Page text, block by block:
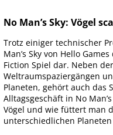
No Man’s Sky: Vögel
Trotz einiger technischer
Man’s Sky von Hello
Fiction Spiel dar. Neben
Weltraumspaziergängen
Planeten, gehört auch das
Alltagsgeschäft in No
Vögel und wie füttert man
unterschiedlichen